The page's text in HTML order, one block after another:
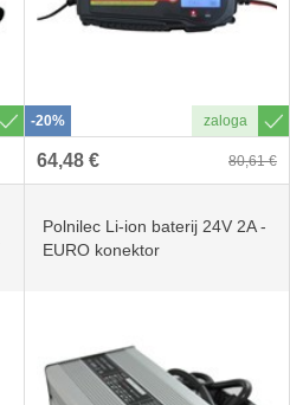
-20%
80,61 €
64,48 €
Polnilec Li-ion baterij 24V 2A -
EURO konektor